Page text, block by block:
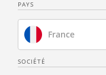
PAYS
France
SOCIÉTÉ